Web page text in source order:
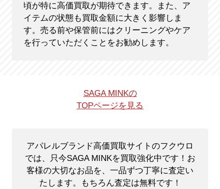
頃が特に高価買取が期待できます。また、ア
イテムの状態も買取金額に大きく影響しま
す。売る前や保管前にはクリーニングやケア
を行っていただくことをお勧めします。
SAGA MINKの
TOPページを見る
アパレルブランド高価買取サイトのフクウロ
では、只今SAGA MINKを買取強化中です！ お
客様の大切なお品を、一品ずつ丁寧に査定い
たします。もちろん査定は無料です！